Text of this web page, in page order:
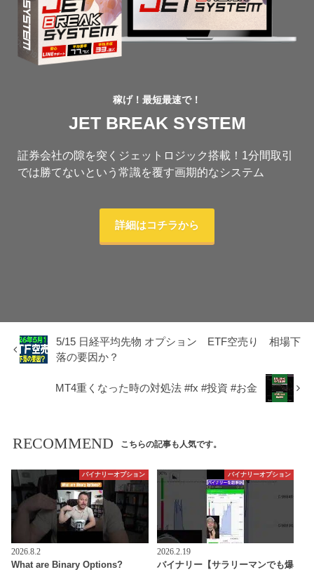
稼げ！最短最速で！
JET BREAK SYSTEM
証券会社の隙を突くジェットロジック搭載！1分間取引
では勝てないという常識を覆す画期的なシステム
詳細はコチラから
5/15 日経平均先物 オプション ETF空売り 相場下
落の要因か？
MT4重くなった時の対処法 #fx #投資 #お金
RECOMMEND こちらの記事も人気です。
バイナリーオプション
2026.8.2
What are Binary Options?
バイナリーオプション
2026.2.19
バイナリー【サラリーマンでも爆